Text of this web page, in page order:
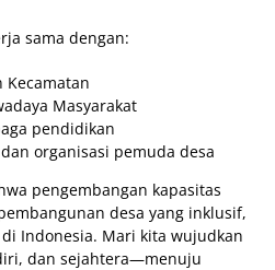
sama dengan:
Kecamatan
Masyarakat
pendidikan
organisasi pemuda desa
pengembangan kapasitas
desa yang inklusif,
Indonesia. Mari kita wujudkan
dan sejahtera—menuju